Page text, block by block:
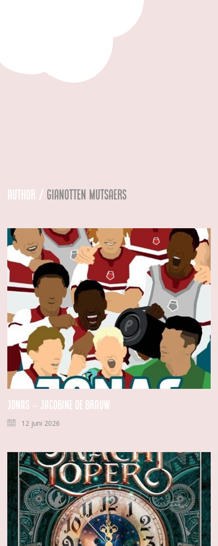
Author / Gianotten Mutsaers
Jonas – Jacobine de Brauw
12 juni 2026